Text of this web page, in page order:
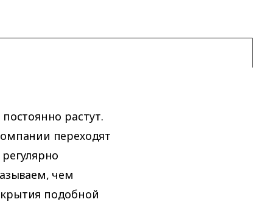
растут.
переходят
чем
подобной